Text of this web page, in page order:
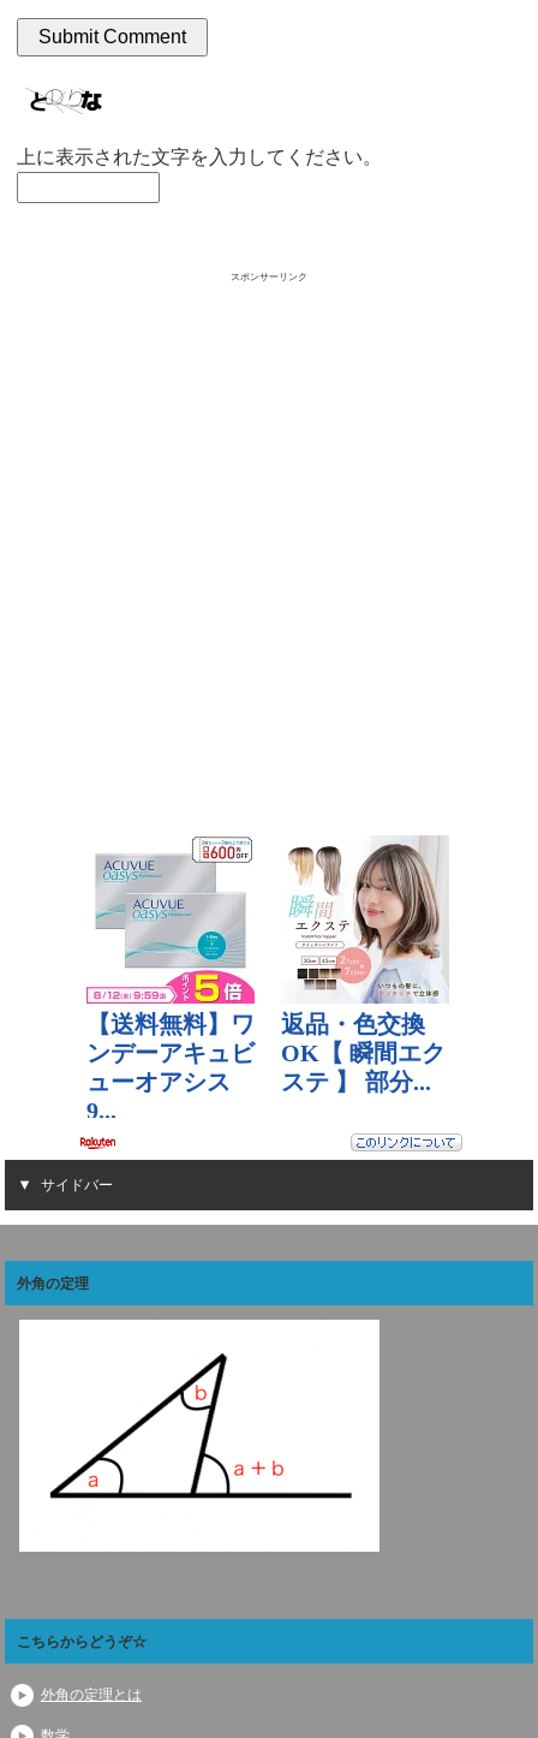
上に表示された文字を入力してください。
スポンサーリンク
サイドバー
外角の定理
こちらからどうぞ☆
外角の定理とは